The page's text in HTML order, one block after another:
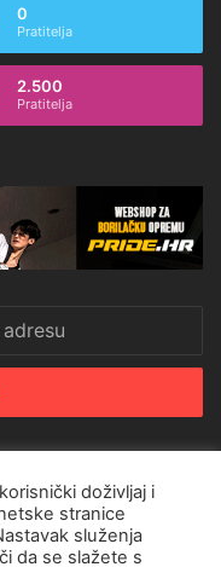
0
Pratitelja
2.500
Pratitelja
|CroRing Magazin
Impressum SHOP
doživljaj i
stranice
služenja
da se slažete s